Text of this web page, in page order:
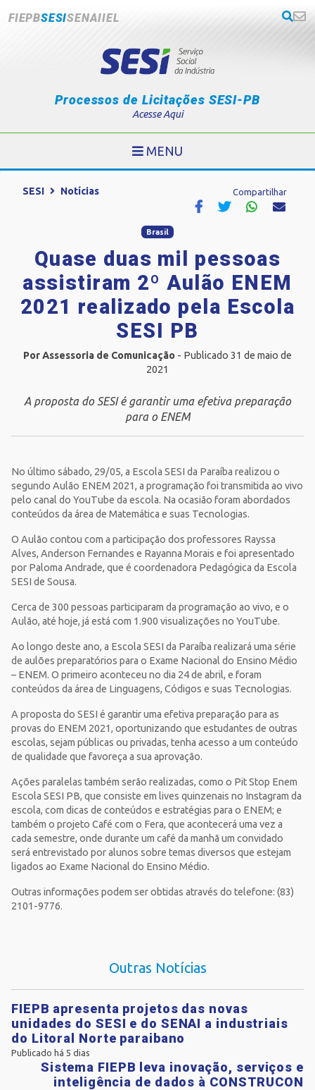
FIEPBSESISENAIIEL
Processos de Licitações SESI-PB
Acesse Aqui
MENU
SESI Notícias Compartilhar
Brasil
Quase duas mil pessoas
assistiram 2º Aulão ENEM
2021 realizado pela Escola
SESI PB
Por Assessoria de Comunicação - Publicado 31 de maio de
2021
A proposta do SESI é garantir uma efetiva preparação
para o ENEM
No último sábado, 29/05, a Escola SESI da Paraíba realizou o
segundo Aulão ENEM 2021, a programação foi transmitida ao vivo
pelo canal do YouTube da escola. Na ocasião foram abordados
conteúdos da área de Matemática e suas Tecnologias.
O Aulão contou com a participação dos professores Rayssa
Alves, Anderson Fernandes e Rayanna Morais e foi apresentado
por Paloma Andrade, que é coordenadora Pedagógica da Escola
SESI de Sousa.
Cerca de 300 pessoas participaram da programação ao vivo, e o
Aulão, até hoje, já está com 1.900 visualizações no YouTube.
Ao longo deste ano, a Escola SESI da Paraíba realizará uma série
de aulões preparatórios para o Exame Nacional do Ensino Médio
– ENEM. O primeiro aconteceu no dia 24 de abril, e foram
conteúdos da área de Linguagens, Códigos e suas Tecnologias.
A proposta do SESI é garantir uma efetiva preparação para as
provas do ENEM 2021, oportunizando que estudantes de outras
escolas, sejam públicas ou privadas, tenha acesso a um conteúdo
de qualidade que favoreça a sua aprovação.
Ações paralelas também serão realizadas, como o Pit Stop Enem
Escola SESI PB, que consiste em lives quinzenais no Instagram da
escola, com dicas de conteúdos e estratégias para o ENEM; e
também o projeto Café com o Fera, que acontecerá uma vez a
cada semestre, onde durante um café da manhã um convidado
será entrevistado por alunos sobre temas diversos que estejam
ligados ao Exame Nacional do Ensino Médio.
Outras informações podem ser obtidas através do telefone: (83)
2101-9776.
Outras Notícias
FIEPB apresenta projetos das novas
unidades do SESI e do SENAI a industriais
do Litoral Norte paraibano
Publicado há 5 dias
Sistema FIEPB leva inovação, serviços e
inteligência de dados à CONSTRUCON